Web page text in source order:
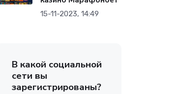
15-11-2023, 14:49
В какой социальной
сети вы
зарегистрированы?